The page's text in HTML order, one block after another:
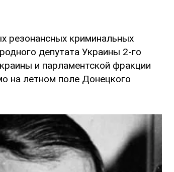
резонансных криминальных
депутата Украины 2-го
и парламентской фракции
на летном поле Донецкого